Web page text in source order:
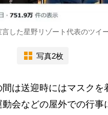
した星野リゾート代表のツイ
写真2枚
間は送迎時にはマスク
会などの屋外での行事